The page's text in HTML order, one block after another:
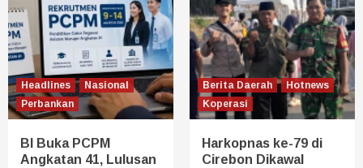
Headlines
Nasional
Perbankan
BI Buka PCPM
Angkatan 41, Lulusan
Berita Daerah
Hotnews
Koperasi
Harkopnas ke-79 di
Cirebon Dikawal